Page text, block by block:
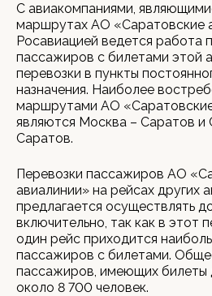
С авиакомпаниями,
маршрутах АО «Саратовские
Росавиацией ведется работа
пассажиров с билетами этой
перевозки в пункты
назначения. Наиболее
маршрутами АО
являются Москва – Саратов и
Саратов.
Перевозки пассажиров АО
авиалинии» на рейсах других
предлагается осуществлять
включительно, так как в этот
один рейс приходится
пассажиров с билетами.
пассажиров, имеющих билеты
около 8 700 человек.